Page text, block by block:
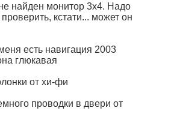
найден монитор 3х4. Надо
проверить, кстати... может он
есть навигация 2003
глюкавая
от хи-фи
проводки в двери от